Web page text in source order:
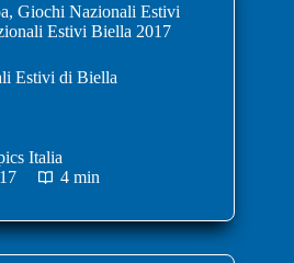
, Giochi Nazionali Estivi
Estivi Biella 2017
Estivi di Biella
Italia
4 min